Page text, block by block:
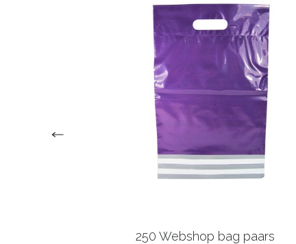
250 Webshop bag paars